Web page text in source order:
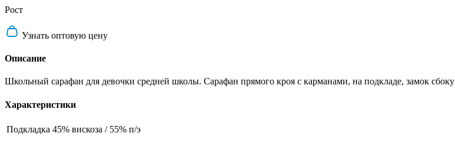
Рост
Узнать оптовую цену
Описание
Школьный сарафан для девочки средней школы. Сарафан прямого кроя с карманами, на подкладе, замок сбоку
Характеристики
Подкладка 45% вискоза / 55% п/э